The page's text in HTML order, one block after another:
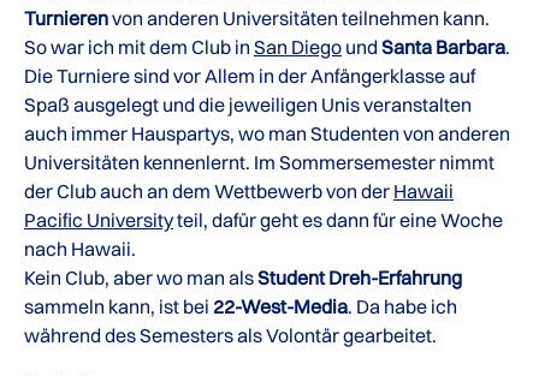
Turnierenvon anderen Universitäten teilnehmen kann.
So war ich mit dem Club in San Diego und Santa Barbara.
Die Turniere sind vor Allem in der Anfängerklasse auf
Spaß ausgelegt und die jeweiligen Unis veranstalten
auch immer Hauspartys, wo man Studenten von anderen
Universitäten kennenlernt. Im Sommersemester nimmt
der Club auch an dem Wettbewerb von der Hawaii
Pacific Universityteil, dafür geht es dann für eine Woche
nach Hawaii.
Kein Club, aber wo man alsStudent Dreh-Erfahrung
sammeln kann, ist bei 22-West-Media. Da habe ich
während des Semesters als Volontär gearbeitet.